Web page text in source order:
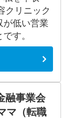
クリニック
が低い営業
す。
融事業会
マ（転職